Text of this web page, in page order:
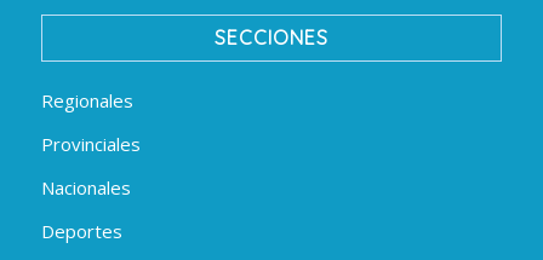
SECCIONES
Regionales
Provinciales
Nacionales
Deportes